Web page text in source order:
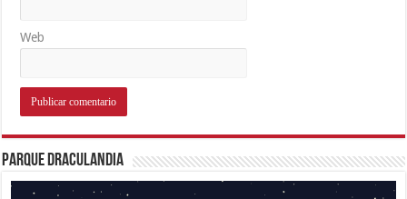
Web
Parque Draculandia